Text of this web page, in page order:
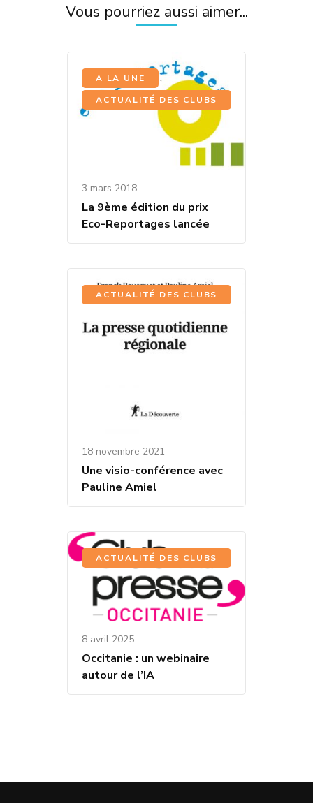
Vous pourriez aussi aimer...
A LA UNE ,
ACTUALITÉ DES CLUBS
3 mars 2018
La 9ème édition du prix
Eco-Reportages lancée
ACTUALITÉ DES CLUBS
18 novembre 2021
Une visio-conférence avec
Pauline Amiel
ACTUALITÉ DES CLUBS
8 avril 2025
Occitanie : un webinaire
autour de l’IA